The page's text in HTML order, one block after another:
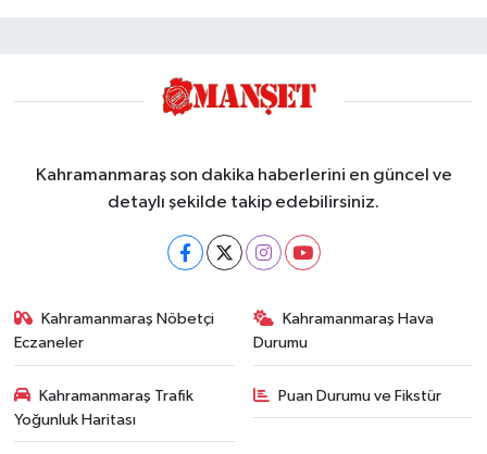
Kahramanmaraş son dakika haberlerini en güncel ve
detaylı şekilde takip edebilirsiniz.
Kahramanmaraş Nöbetçi
Eczaneler
Kahramanmaraş Hava
Durumu
Kahramanmaraş Trafik
Yoğunluk Haritası
Puan Durumu ve Fikstür